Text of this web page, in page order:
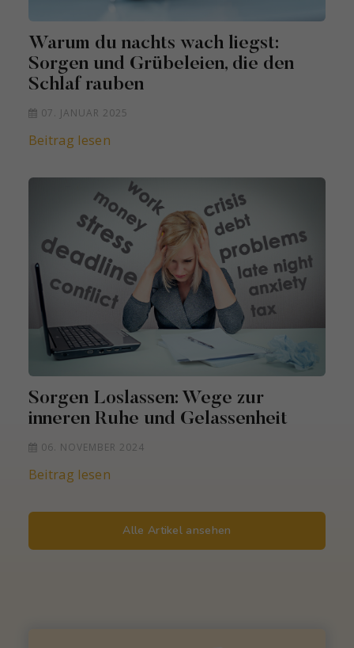
Warum du nachts wach liegst:
Sorgen und Grübeleien, die den
Schlaf rauben
07. JANUAR 2025
Beitrag lesen
Sorgen Loslassen: Wege zur
inneren Ruhe und Gelassenheit
06. NOVEMBER 2024
Beitrag lesen
Alle Artikel ansehen